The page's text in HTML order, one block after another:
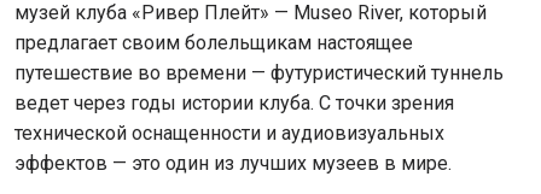
музей клуба «Ривер Плейт» — Museo River, который
предлагает своим болельщикам настоящее
путешествие во времени — футуристический туннель
ведет через годы истории клуба. С точки зрения
технической оснащенности и аудиовизуальных
эффектов — это один из лучших музеев в мире.